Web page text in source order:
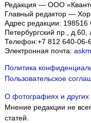
Редакция — ООО
Главный редактор —
Адрес редакции: 198516
Петербургский пр.,
Телефон:+7 812 640-06-
Электронная почта:
Политика
Пользовательское
О фотографиях и других
Мнение редакции не
статей.